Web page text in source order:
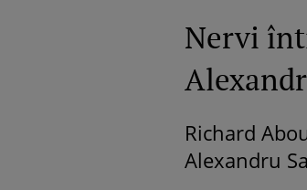
Nervi
Richard
Alexandru